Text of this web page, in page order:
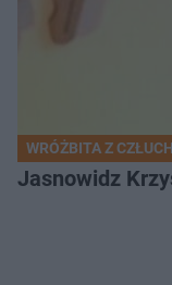
WRÓŻBITA Z
Jasnowidz